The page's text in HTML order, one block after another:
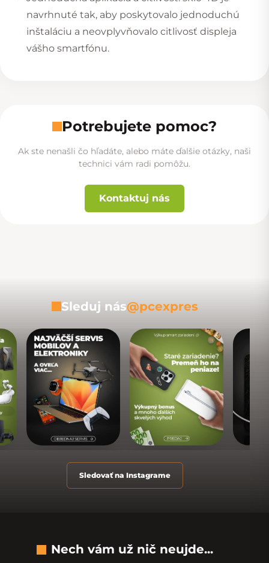
navrhnuté tak, aby poskytovalo jednoduchú
inštaláciu a neovplyvňovalo citlivosť displeja
vášho smartfónu.
Potrebujete pomoc?
Ak ste nenašli čo hľadáte, alebo máte ďalšie otázky, naši
technici vám radi pomôžu.
Kontaktuj nás
Sleduj nás@pcexpres
Sledovať na Instagrame
Nech vám už nič neujde...